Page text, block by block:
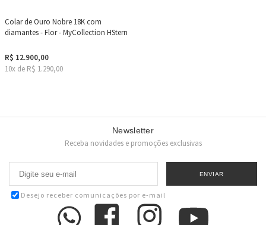
Colar de Ouro Nobre 18K com
diamantes - Flor - MyCollection HStern
R$ 12.900,00
10x de R$ 1.290,00
Newsletter
Receba novidades e promoções exclusivas
Desejo receber comunicações por e-mail